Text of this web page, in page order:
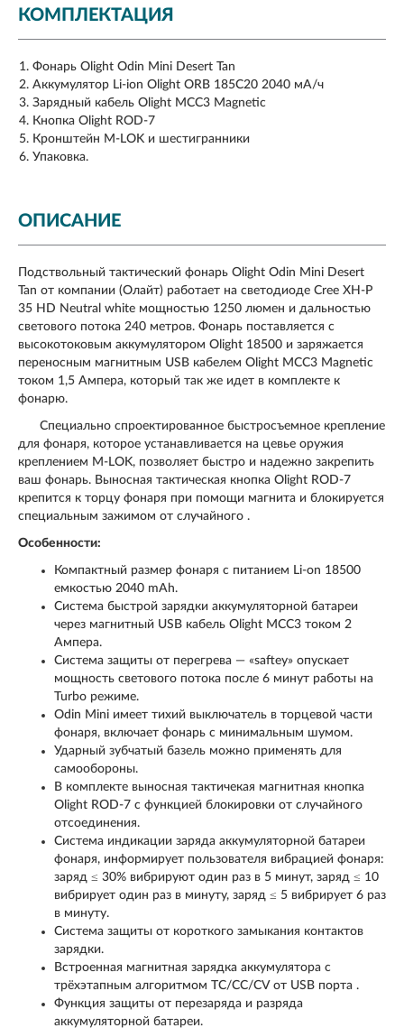
КОМПЛЕКТАЦИЯ
Фонарь Olight Odin Mini Desert Tan
Аккумулятор Li-ion Olight ORB 185C20 2040 мА/ч
Зарядный кабель Olight MCC3 Magnetic
Кнопка Olight ROD-7
Кронштейн M-LOK и шестигранники
Упаковка.
ОПИСАНИЕ
Подствольный тактический фонарь Olight Odin Mini Desert
Tan от компании (Олайт) работает на светодиоде Cree XH-P
35 HD Neutral white мощностью 1250 люмен и дальностью
светового потока 240 метров. Фонарь поставляется с
высокотоковым аккумулятором Olight 18500 и заряжается
переносным магнитным USB кабелем Olight MCC3 Magnetic
током 1,5 Ампера, который так же идет в комплекте к
фонарю.
Специально спроектированное быстросъемное крепление
для фонаря, которое устанавливается на цевье оружия
креплением M-LOK, позволяет быстро и надежно закрепить
ваш фонарь. Выносная тактическая кнопка Olight ROD-7
крепится к торцу фонаря при помощи магнита и блокируется
специальным зажимом от случайного .
Особенности:
Компактный размер фонаря c питанием Li-on 18500
емкостью 2040 mAh.
Система быстрой зарядки аккумуляторной батареи
через магнитный USB кабель Olight MCC3 током 2
Ампера.
Система защиты от перегрева — «saftey» опускает
мощность светового потока после 6 минут работы на
Turbo режиме.
Odin Mini имеет тихий выключатель в торцевой части
фонаря, включает фонарь с минимальным шумом.
Ударный зубчатый базель можно применять для
самообороны.
В комплекте выносная тактичекая магнитная кнопка
Olight ROD-7 с функцией блокировки от случайного
отсоединения.
Система индикации заряда аккумуляторной батареи
фонаря, информирует пользователя вибрацией фонаря:
заряд ≤ 30% вибрируют один раз в 5 минут, заряд ≤ 10
вибрирует один раз в минуту, заряд ≤ 5 вибрирует 6 раз
в минуту.
Система защиты от короткого замыкания контактов
зарядки.
Встроенная магнитная зарядка аккумулятора с
трёхэтапным алгоритмом TC/CC/CV от USB порта .
Функция защиты от перезаряда и разряда
аккумуляторной батареи.